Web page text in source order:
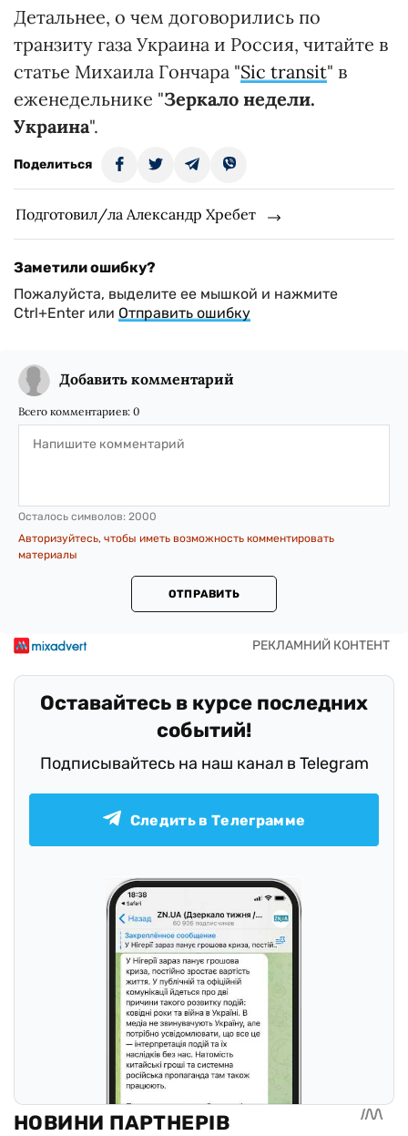
Детальнее, о чем договорились по
транзиту газа Украина и Россия, читайте в
статье Михаила Гончара "Sic transit" в
еженедельнике "Зеркало недели.
Украина".
Поделиться
Подготовил/ла Александр Хребет
Заметили ошибку?
Пожалуйста, выделите ее мышкой и нажмите
Ctrl+Enter или Отправить ошибку
Добавить комментарий
Всего комментариев: 0
Осталось символов: 2000
Авторизуйтесь, чтобы иметь возможность комментировать
материалы
ОТПРАВИТЬ
Оставайтесь в курсе последних
событий!
Подписывайтесь на наш канал в Telegram
Следить в Телеграмме